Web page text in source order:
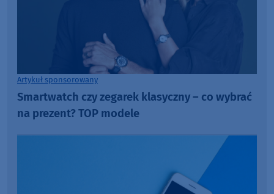
Artykuł sponsorowany
Smartwatch czy zegarek klasyczny – co wybrać
na prezent? TOP modele